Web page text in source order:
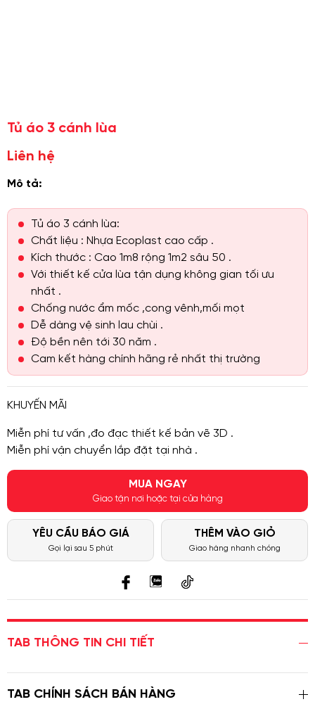
Tủ áo 3 cánh lùa
Liên hệ
Mô tả:
Tủ áo 3 cánh lùa:
Chất liệu : Nhựa Ecoplast cao cấp .
Kích thước : Cao 1m8 rộng 1m2 sâu 50 .
Với thiết kế cửa lùa tận dụng không gian tối ưu
nhất .
Chống nước ẩm mốc ,cong vênh,mối mọt
Dễ dàng vệ sinh lau chùi .
Độ bền nên tới 30 năm .
Cam kết hàng chính hãng rẻ nhất thị trường
KHUYẾN MÃI
Miễn phí tư vấn ,đo đạc thiết kế bản vẽ 3D .
Miễn phí vận chuyển lắp đặt tại nhà .
MUA NGAY
Giao tận nơi hoặc tại cửa hàng
YÊU CẦU BÁO GIÁ
Gọi lại sau 5 phút
THÊM VÀO GIỎ
Giao hàng nhanh chóng
TAB THÔNG TIN CHI TIẾT
TAB CHÍNH SÁCH BÁN HÀNG